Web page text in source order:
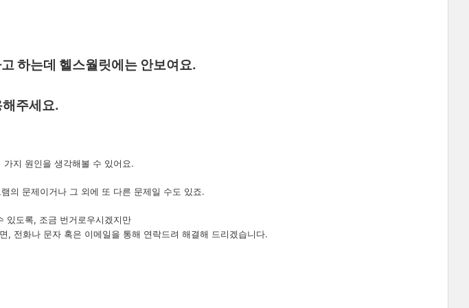
하는데 헬스월릿에는 안보여요.
주세요.
지 원인을 생각해볼 수 있어요.
의 문제이거나 그 외에 또 다른 문제일 수도 있죠.
있도록, 조금 번거로우시겠지만
, 전화나 문자 혹은 이메일을 통해 연락드려 해결해 드리겠습니다.